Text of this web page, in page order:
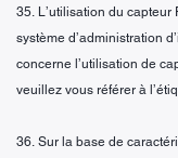
35. L’utilisation du
système d’administration
concerne l’utilisation de
veuillez vous référer à
36. Sur la base de